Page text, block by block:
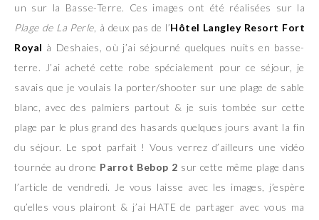
un sur la Basse-Terre. Ces images ont été réalisées sur la
Plage de La Perle, à deux pas de l’Hôtel Langley Resort Fort
Royal à Deshaies, où j’ai séjourné quelques nuits en basse-
terre. J’ai acheté cette robe spécialement pour ce séjour, je
savais que je voulais la porter/shooter sur une plage de sable
blanc, avec des palmiers partout & je suis tombée sur cette
plage par le plus grand des hasards quelques jours avant la fin
du séjour. Le spot parfait ! Vous verrez d’ailleurs une vidéo
tournée au drone Parrot Bebop 2 sur cette même plage dans
l’article de vendredi. Je vous laisse avec les images, j’espère
qu’elles vous plairont & j’ai HATE de partager avec vous ma